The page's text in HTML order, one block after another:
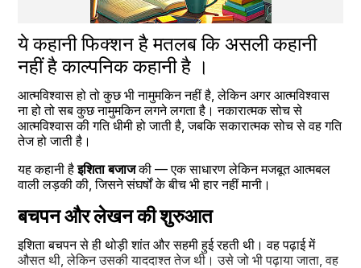
ये कहानी फिक्शन है मतलब कि असली कहानी
नहीं है काल्पनिक कहानी है ।
आत्मविश्वास हो तो कुछ भी नामुमकिन नहीं है, लेकिन अगर आत्मविश्वास
ना हो तो सब कुछ नामुमकिन लगने लगता है। नकारात्मक सोच से
आत्मविश्वास की गति धीमी हो जाती है, जबकि सकारात्मक सोच से वह गति
तेज हो जाती है।
यह कहानी है इशिता बजाज की — एक साधारण लेकिन मजबूत आत्मबल
वाली लड़की की, जिसने संघर्षों के बीच भी हार नहीं मानी।
बचपन और लेखन की शुरुआत
इशिता बचपन से ही थोड़ी शांत और सहमी हुई रहती थी। वह पढ़ाई में
औसत थी, लेकिन उसकी याददाश्त तेज थी। उसे जो भी पढ़ाया जाता, वह